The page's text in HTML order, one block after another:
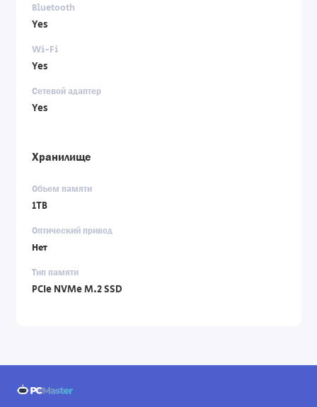
Bluetooth
Yes
Wi-Fi
Yes
Сетевой адаптер
Yes
Хранилище
Объем памяти
1TB
Оптический привод
Нет
Тип памяти
PCIe NVMe M.2 SSD